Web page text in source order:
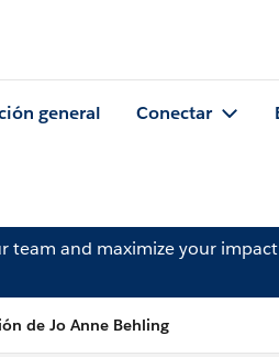
general Conectar
team and maximize your
de Jo Anne Behling